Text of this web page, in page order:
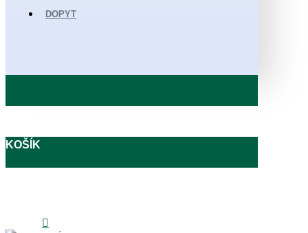
DOPYT
KOŠÍK